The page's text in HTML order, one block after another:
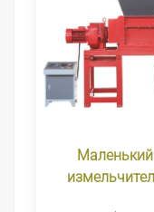
Маленький